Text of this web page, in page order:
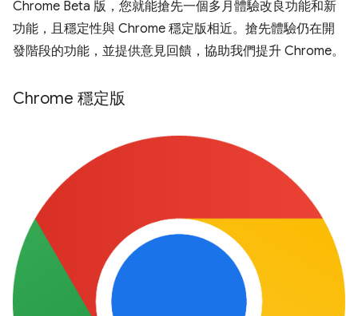
Chrome Beta 版，您就能搶先一個多月體驗改良功能和新
功能，且穩定性與 Chrome 穩定版相近。搶先體驗仍在開
發階段的功能，並提供意見回饋，協助我們提升 Chrome。
Chrome 穩定版